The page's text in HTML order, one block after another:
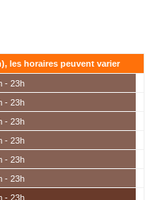
les horaires peuvent varier
- 23h
- 23h
- 23h
- 23h
- 23h
- 23h
- 23h